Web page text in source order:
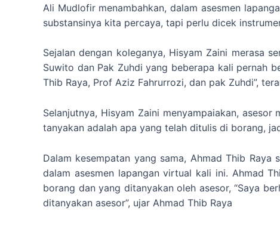
Ali Mudlofir menambahkan, dalam asesmen
substansinya kita percaya, tapi perlu dicek
Sejalan dengan koleganya, Hisyam Zaini merasa
Suwito dan Pak Zuhdi yang beberapa kali pernah
Thib Raya, Prof Aziz Fahrurrozi, dan pak Zuhdi”,
Selanjutnya, Hisyam Zaini menyampaiakan,
tanyakan adalah apa yang telah ditulis di borang,
Dalam kesempatan yang sama, Ahmad Thib
dalam asesmen lapangan virtual kali ini. Ahmad
borang dan yang ditanyakan oleh asesor, “Saya
ditanyakan asesor”, ujar Ahmad Thib Raya